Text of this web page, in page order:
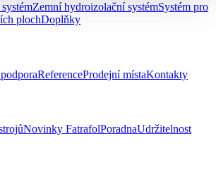
Zemní hydroizolační systémSystém pro
plochDoplňky
ReferenceProdejní místaKontakty
Novinky FatrafolPoradnaUdržitelnost